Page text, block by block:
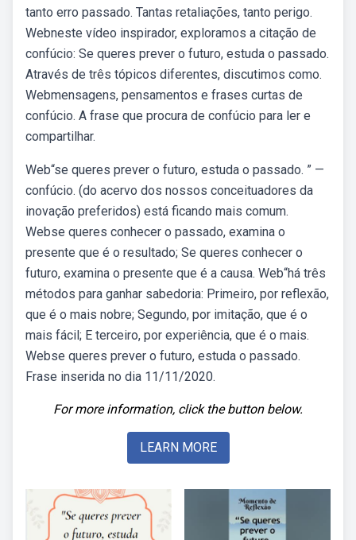
tanto erro passado. Tantas retaliações, tanto perigo.
Webneste vídeo inspirador, exploramos a citação de
confúcio: Se queres prever o futuro, estuda o passado.
Através de três tópicos diferentes, discutimos como.
Webmensagens, pensamentos e frases curtas de
confúcio. A frase que procura de confúcio para ler e
compartilhar.
Web“se queres prever o futuro, estuda o passado. ” —
confúcio. (do acervo dos nossos conceituadores da
inovação preferidos) está ficando mais comum.
Webse queres conhecer o passado, examina o
presente que é o resultado; Se queres conhecer o
futuro, examina o presente que é a causa. Web“há três
métodos para ganhar sabedoria: Primeiro, por reflexão,
que é o mais nobre; Segundo, por imitação, que é o
mais fácil; E terceiro, por experiência, que é o mais.
Webse queres prever o futuro, estuda o passado.
Frase inserida no dia 11/11/2020.
For more information, click the button below.
LEARN MORE